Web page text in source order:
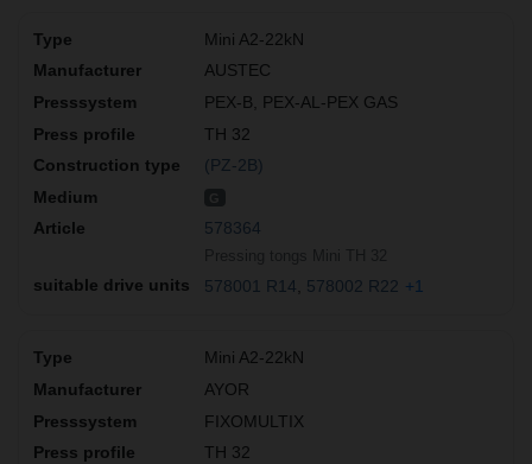
Mini A2-22kN
AUSTEC
PEX-B, PEX-AL-PEX GAS
TH 32
(PZ-2B)
578364
578001 R14 578002 R22 +1
Mini A2-22kN
AYOR
FIXOMULTIX
TH 32